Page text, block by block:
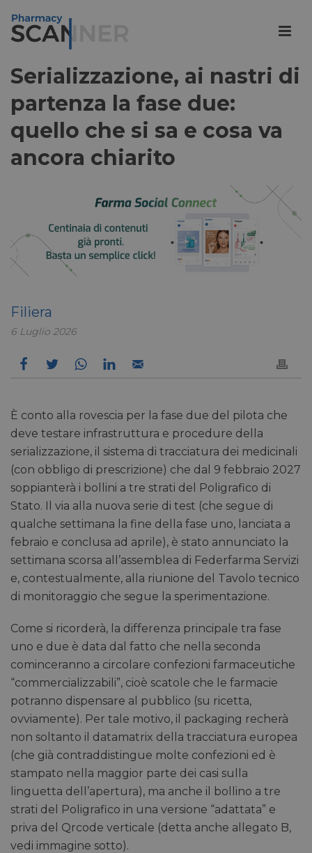
Serializzazione, ai nastri di
partenza la fase due:
quello che si sa e cosa va
ancora chiarito
Filiera
6 Luglio 2026
È conto alla rovescia per la fase due del pilota che
deve testare infrastruttura e procedure della
serializzazione, il sistema di tracciatura dei medicinali
(con obbligo di prescrizione) che dal 9 febbraio 2027
soppianterà i bollini a tre strati del Poligrafico di
Stato. Il via alla nuova serie di test (che segue di
qualche settimana la fine della fase uno, lanciata a
febraio e conclusa ad aprile), è stato annunciato la
settimana scorsa all’assemblea di Federfarma Servizi
e, contestualmente, alla riunione del Tavolo tecnico
di monitoraggio che segue la sperimentazione.
Come si ricorderà, la differenza principale tra fase
uno e due è data dal fatto che nella seconda
cominceranno a circolare confezioni farmaceutiche
“commercializzabili”, cioè scatole che le farmacie
potranno dispensare al pubblico (su ricetta,
ovviamente). Per tale motivo, il packaging recherà
non soltanto il datamatrix della tracciatura europea
(che già contraddistingue molte confezioni ed è
stampato nella maggior parte dei casi sulla
linguetta dell’apertura), ma anche il bollino a tre
strati del Poligrafico in una versione “adattata” e
priva del Qrcode verticale (detta anche allegato B,
vedi immagine sotto).